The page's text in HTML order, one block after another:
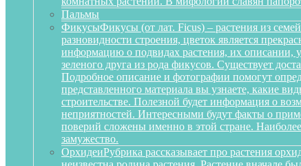
Пальмы
ФикусыФикусы (от лат. Ficus) – растения из
разновидности строения, цветок является
информацию о подвидах растения, их описании,
зеленого друга из рода фикусов. Существует
Подробное описание и фотографии помогут
представленного материала вы узнаете, какие
строительстве. Полезной будет информация о
неприятностей. Интересными будут факты о
поверий сложены именно в этой стране.
замужество.
ОрхидеиРубрика рассказывает про растения